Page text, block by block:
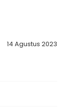
14 Agustus 2023